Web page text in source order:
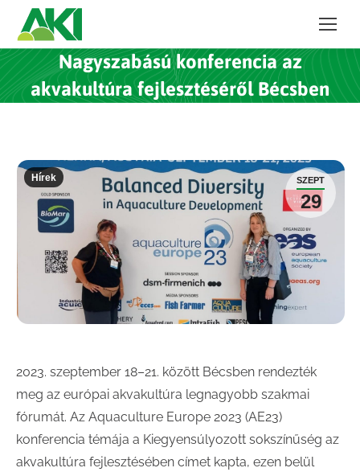
Nagyszabású konferencia az
akvakultúra fejlesztéséről Bécsben
SZEPT
29
Hírek
2023. szeptember 18–21. között Bécsben rendezték
meg az európai akvakultúra legnagyobb szakmai
fórumát. Az Aquaculture Europe 2023 (AE23)
konferencia témája a Kiegyensúlyozott sokszínűség az
akvakultúra fejlesztésében címet kapta, ezen belül